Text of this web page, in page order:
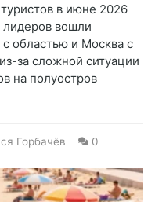
в июне 2026
лидеров вошли
областью и Москва с
за сложной ситуации
на полуостров
Горбачёв 0